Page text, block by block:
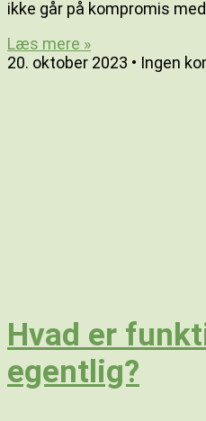
ikke går på kompromis
Læs mere »
20. oktober 2023
Ingen
Hvad er
egentlig?